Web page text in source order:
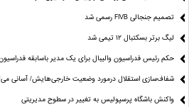
تصمیم جنجالی FIVB رسمی شد
لیگ برتر بسکتبال ۱۲ تیمی شد
حکم رئیس فدراسیون والیبال برای یک مدیر باسابقه
شفاف‌سازی استقلال درمورد وضعیت خارجی‌هایش/ آسانی
واکنش باشگاه پرسپولیس به تغییر در سطوح مدیریتی